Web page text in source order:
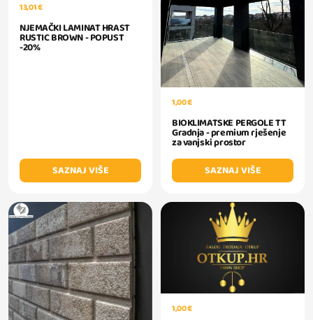
13,01 €
NJEMAČKI LAMINAT HRAST
RUSTIC BROWN - POPUST
-20%
SAZNAJ VIŠE
1,00 €
BIOKLIMATSKE PERGOLE TT
Gradnja - premium rješenje
za vanjski prostor
SAZNAJ VIŠE
1,00 €